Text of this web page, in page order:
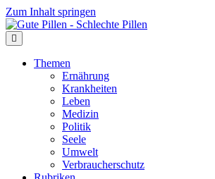
Zum Inhalt springen
Themen
Ernährung
Krankheiten
Leben
Medizin
Politik
Seele
Umwelt
Verbraucherschutz